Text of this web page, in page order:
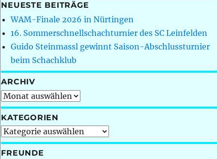
NEUESTE BEITRÄGE
WAM-Finale 2026 in Nürtingen
16. Sommerschnellschachturnier des SC Leinfelden
Guido Steinmassl gewinnt Saison-Abschlussturnier
beim Schachklub
ARCHIV
Archiv
KATEGORIEN
Kategorien
FREUNDE